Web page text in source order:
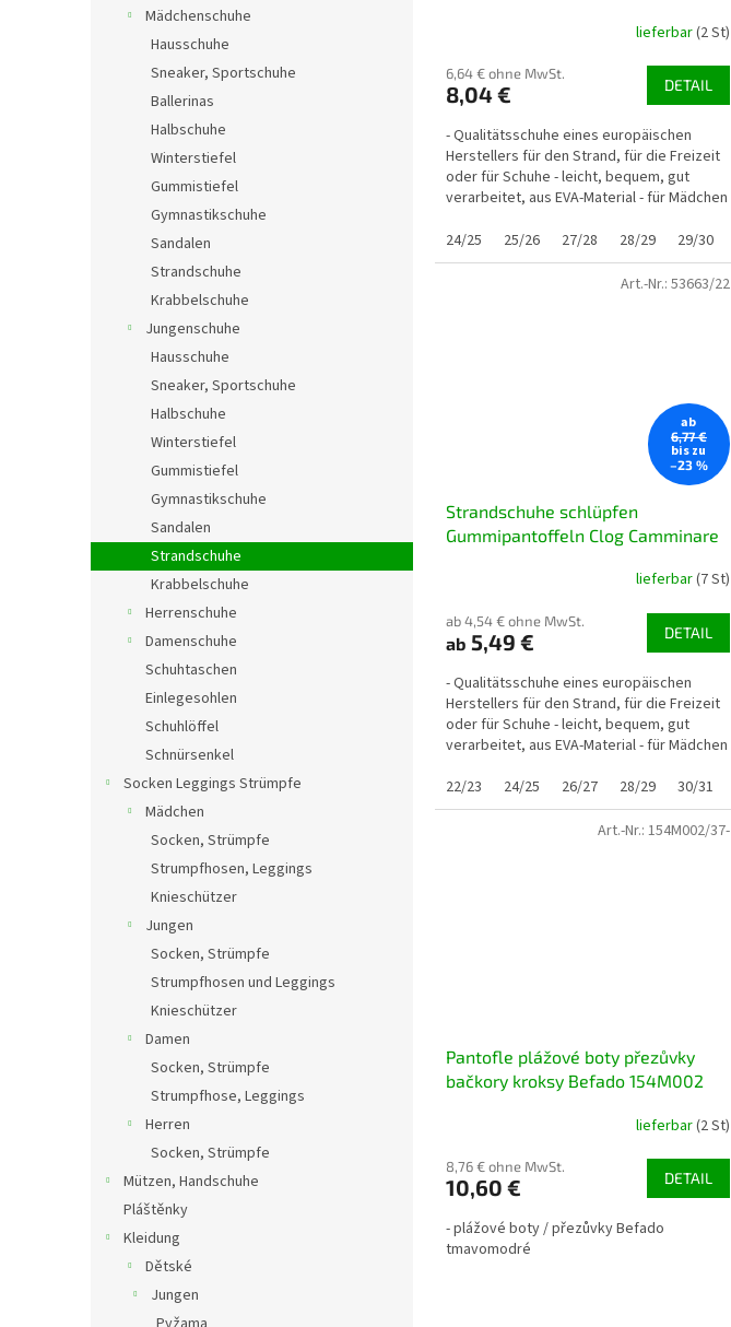
Mädchenschuhe
Hausschuhe
Sneaker, Sportschuhe
Ballerinas
Halbschuhe
Winterstiefel
Gummistiefel
Gymnastikschuhe
Sandalen
Strandschuhe
Krabbelschuhe
Jungenschuhe
Hausschuhe
Sneaker, Sportschuhe
Halbschuhe
Winterstiefel
Gummistiefel
Gymnastikschuhe
Sandalen
Strandschuhe
Krabbelschuhe
Herrenschuhe
Damenschuhe
Schuhtaschen
Einlegesohlen
Schuhlöffel
Schnürsenkel
Socken Leggings Strümpfe
Mädchen
Socken, Strümpfe
Strumpfhosen, Leggings
Knieschützer
Jungen
Socken, Strümpfe
Strumpfhosen und Leggings
Knieschützer
Damen
Socken, Strümpfe
Strumpfhose, Leggings
Herren
Socken, Strümpfe
Mützen, Handschuhe
Pláštěnky
Kleidung
Dětské
Jungen
lieferbar(2 St)
6,64 € ohne MwSt.
8,04 € DETAIL
- Qualitätsschuhe eines europäischen
Herstellers für den Strand, für die Freizeit
oder für Schuhe - leicht, bequem, gut
verarbeitet, aus EVA-Material - für Mädchen
24/25
25/26 27/28 28/29 29/30
ab
6,77 €
bis zu
–23 %
Strandschuhe schlüpfen
Gummipantoffeln Clog Camminare
lieferbar(7 St)
ab 4,54 € ohne MwSt.
ab 5,49 € DETAIL
- Qualitätsschuhe eines europäischen
Herstellers für den Strand, für die Freizeit
oder für Schuhe - leicht, bequem, gut
verarbeitet, aus EVA-Material - für Mädchen
22/23
24/25 26/27 28/29 30/31
Art.-Nr.: 53663/22
Pantofle plážové boty přezůvky
bačkory kroksy Befado 154M002
lieferbar(2 St)
8,76 € ohne MwSt.
10,60 € DETAIL
- plážové boty / přezůvky Befado
tmavomodré
Art.-Nr.: 154M002/37-